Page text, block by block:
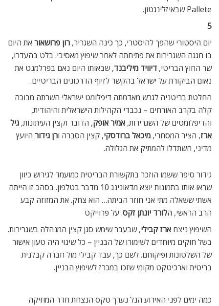
Pallete שבאיזלינגטון.
5
יום היסטורי שהפך להיסטרי, כך כינה השגריר, רון פרושאור את היום
בו חגגה השגרירות את פתיחתה לאחר שיפוץ מאסיבי. בלט בהעדרו,
שר החוץ הבריטי, דיוויד מיליבנד, שבאותו היום נאם בפרלמנט את
נאום הביקורת על ישראל בהקשר לזיוף הדרכונים הבריטיים.
החלטת בריטניה לגרש מאדמתה דיפלומט ישראלי השרתה מבוכה
קלה בקרב האורחים – נכבדי הקהילות הישראלית והיהודית,
והדיפלומטים של השגרירות, אמיר אופק, הדובר וקצין העיתונות, גיל
ארז, הציר המסחרי, מיכאל ברודסקי, קצין הסברה ורן גידור היועץ
מדיני, השתדלו להמתיק את הגלולה.
גידור סיפר ששמו הוזכר בתקשורת הבריטית כמועמד לגירוש כיוון
שראו אותו בתמונות יוצא מדאונינג 10 מדבר בטלפון. בסהכ זו הייתה
אשתי ששאלה מתי אני חוזר הביתה… הוא צחק. את המזוזה קבע
הרב הראשי, הלורד יונתן זקס. על פרוייקט
השיפוץ ניצח ארז קבילי, שבעבר שימש סגן קצין המנהלה בשגרירות.
בשל חוקים מיוחדים לשימורו של הבניין – כל שינוי היה טעון אישור
של השלטונות ופיקוחם. לשם כך, עבד קבילי מול חברה קבלנית
בריטית וארכיטקט מקומי שזכו במכרז לשיפוץ הבניין.
כמה ימים לפני האירוע הנל נערך טקס הנצחת חדר המוזיקה